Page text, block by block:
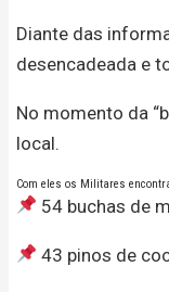
Diante das
desencadeada e
No momento da
local.
Com eles os Militares
54 buchas de
43 pinos de